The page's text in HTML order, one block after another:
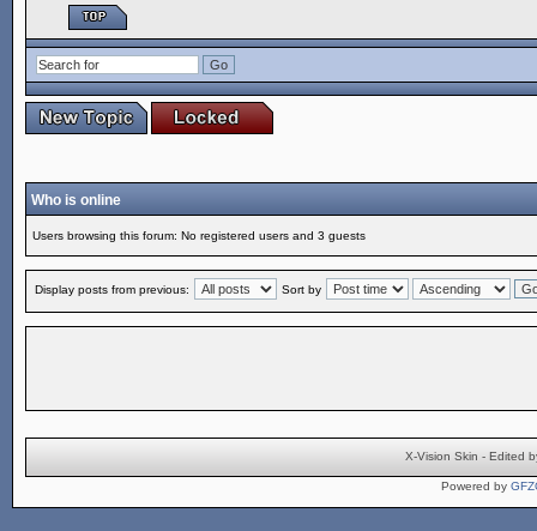
Who is online
Users browsing this forum: No registered users and 3 guests
Display posts from previous: Sort by
X-Vision Skin - Edited
Powered by